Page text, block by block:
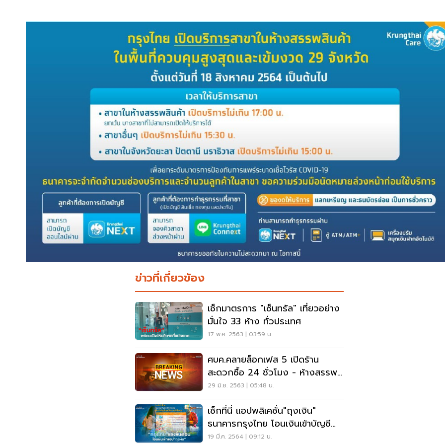
ข่าวที่เกี่ยวข้อง
เช็กมาตรการ "เซ็นทรัล" เที่ยวอย่าง
มั่นใจ 33 ห้าง ทั่วประเทศ
17 พ.ค. 2563 | 03:59 น.
ศบค.คลายล็อกเฟส 5 เปิดร้าน
สะดวกซื้อ 24 ชั่วโมง - ห้างสรรพ
สินค้าได้ถึง 4 ทุ่ม
29 มิ.ย. 2563 | 05:48 น.
เช็กที่นี่ แอปพลิเคชั่น"ถุงเงิน"
ธนาคารกรุงไทย โอนเงินเข้าบัญชี
ตอนไหนที่นี่มีคำตอบ
19 มี.ค. 2564 | 09:12 น.